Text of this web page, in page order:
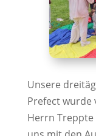
Unsere
Prefect wurde
Herrn Treppte